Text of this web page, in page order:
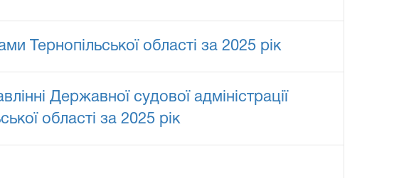
Тернопільської області за 2025 рік
Державної судової адміністрації
області за 2025 рік